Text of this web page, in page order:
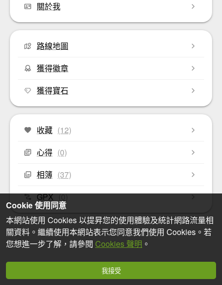
關於我
路線地圖
獲得徽章
獲得寶石
收藏 (12)
心得 (0)
相簿 (37)
GPX (0)
Cookie 使用同意
本網站使用 Cookies 以提昇您的使用體驗及統計網路流量相
關資料。繼續使用本網站表示您同意我們使用 Cookies。若
您想進一步了解，請參閱 Cookies 聲明 。
我接受